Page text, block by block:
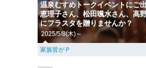
温泉むすめトークイベントにご
恵理子さん、松田颯水さん、高
にフラスタを贈りませんか？
2025/5/8(木)～
家族皆がＰ